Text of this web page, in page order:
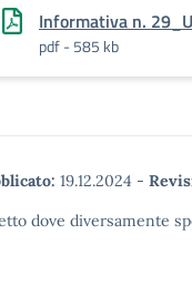
Informativa n.
pdf - 585 kb
19.12.2024 -
dove diversamente